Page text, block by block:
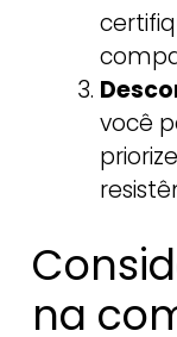
você
na